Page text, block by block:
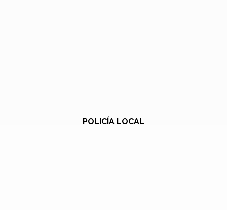
POLICÍA LOCAL